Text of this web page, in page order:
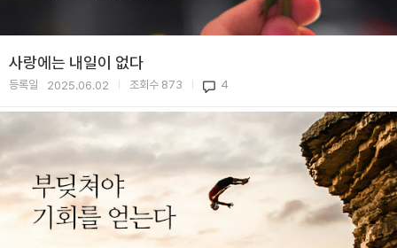
사랑에는 내일이 없다
등록일 2025.06.02 조회수 873 4